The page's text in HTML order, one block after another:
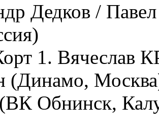
Дедков /
1.
(Динамо,
Обнинск,